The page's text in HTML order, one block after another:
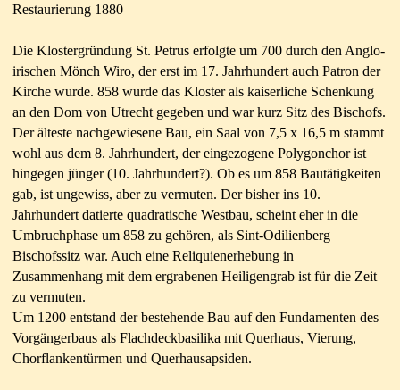
Restaurierung 1880
Die Klostergründung St. Petrus erfolgte um 700 durch den Anglo-
irischen Mönch Wiro, der erst im 17. Jahrhundert auch Patron der
Kirche wurde. 858 wurde das Kloster als kaiserliche Schenkung
an den Dom von Utrecht gegeben und war kurz Sitz des Bischofs.
Der älteste nachgewiesene Bau, ein Saal von 7,5 x 16,5 m stammt
wohl aus dem 8. Jahrhundert, der eingezogene Polygonchor ist
hingegen jünger (10. Jahrhundert?). Ob es um 858 Bautätigkeiten
gab, ist ungewiss, aber zu vermuten. Der bisher ins 10.
Jahrhundert datierte quadratische Westbau, scheint eher in die
Umbruchphase um 858 zu gehören, als Sint-Odilienberg
Bischofssitz war. Auch eine Reliquienerhebung in
Zusammenhang mit dem ergrabenen Heiligengrab ist für die Zeit
zu vermuten.
Um 1200 entstand der bestehende Bau auf den Fundamenten des
Vorgängerbaus als Flachdeckbasilika mit Querhaus, Vierung,
Chorflankentürmen und Querhausapsiden.